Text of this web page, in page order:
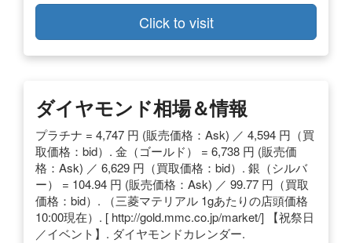
Click to visit
ダイヤモンド相場＆情報
プラチナ = 4,747 円 (販売価格：Ask) ／ 4,594 円（買
取価格：bid）. 金（ゴールド） = 6,738 円 (販売価
格：Ask) ／ 6,629 円（買取価格：bid）. 銀（シルバ
ー） = 104.94 円 (販売価格：Ask) ／ 99.77 円（買取
価格：bid）. （三菱マテリアル 1gあたりの店頭価格
10:00現在）. [ http://gold.mmc.co.jp/market/] 【祝祭日
／イベント】. ダイヤモンドカレンダー.